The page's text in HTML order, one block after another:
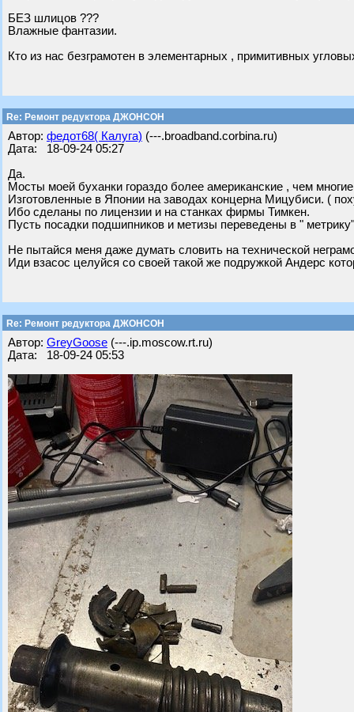
БЕЗ шлицов ???
Влажные фантазии.
Кто из нас безграмотен в элементарных , примитивных
Re: Ремонт редуктора ДЖОНСОН
Автор: федот68( Калуга) (---.broadband.corbina.ru)
Дата: 18-09-24 05:27
Да.
Мосты моей буханки гораздо более американские , чем
Изготовленные в Японии на заводах концерна Мицубиси. (
Ибо сделаны по лицензии и на станках фирмы Тимкен.
Пусть посадки подшипников и метизы переведены в "
Не пытайся меня даже думать словить на технической
Иди взасос целуйся со своей такой же подружкой Андерс
Re: Ремонт редуктора ДЖОНСОН
Автор: GreyGoose (---.ip.moscow.rt.ru)
Дата: 18-09-24 05:53